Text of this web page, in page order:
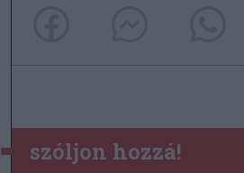
szóljon hozzá!